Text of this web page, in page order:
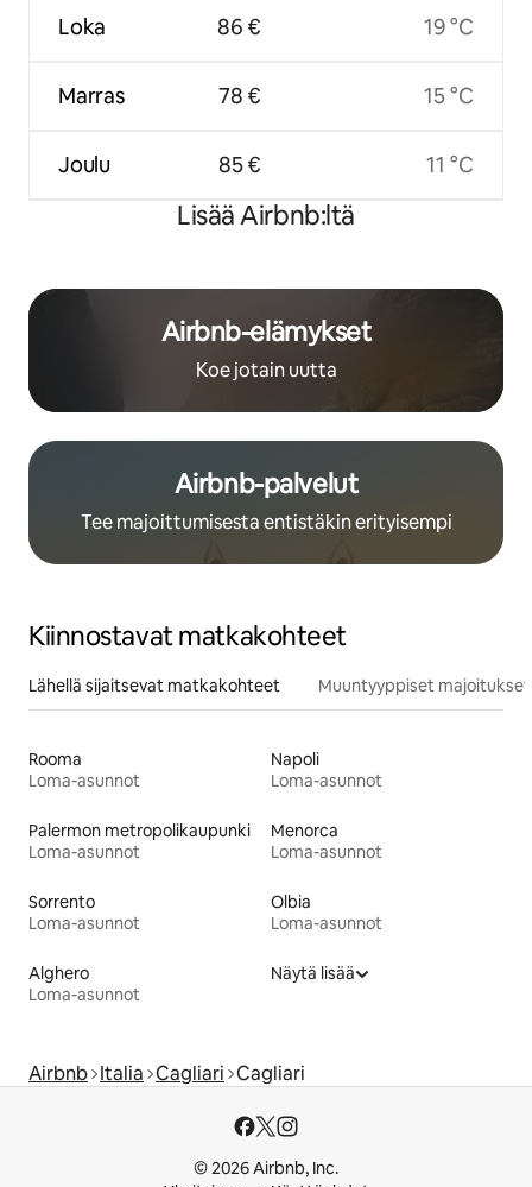
Loka
Marras
Joulu
86 €
78 €
85 €
19 °C
15 °C
11 °C
Lisää Airbnb:ltä
Airbnb-elämykset
Koe jotain uutta
Airbnb-palvelut
Tee majoittumisesta entistäkin erityisempi
Kiinnostavat matkakohteet
Lähellä sijaitsevat matkakohteet Muuntyyppiset majoitukset
Rooma
Loma-asunnot
Napoli
Loma-asunnot
Palermon metropolikaupunki
Loma-asunnot
Menorca
Loma-asunnot
Sorrento
Loma-asunnot
Olbia
Loma-asunnot
Alghero
Loma-asunnot
Näytä lisää
Airbnb Italia Cagliari Cagliari
© 2026 Airbnb, Inc.